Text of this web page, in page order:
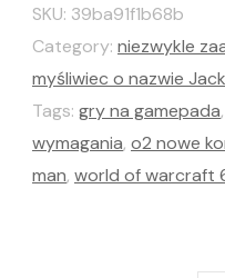
SKU: 39ba91f1b68b
Category: niezwykle
myśliwiec o nazwie
Tags: gry na gamepada,
wymagania, o2 nowe
man, world of warcraft